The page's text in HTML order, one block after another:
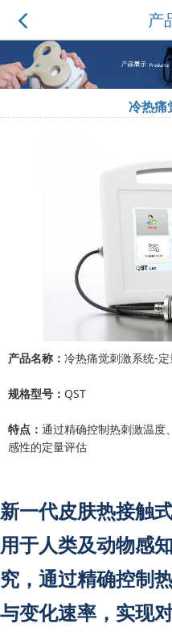
产
冷热痛
产品名称： 冷热痛觉刺激系统-
规格型号： QST
特点： 通过精确控制热刺激温度
感性的定量评估
新一代皮肤热接触
用于人类及动物感
究，通过精确控制
与变化速率，实现